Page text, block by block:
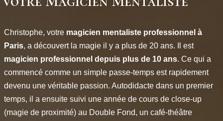
Christophe, votre magicien mentaliste professionnel à
Paris, a découvert la magie il y a plus de 20 ans. Il est
magicien professionnel depuis plus de 10 ans. Ce qui a
commencé comme un simple passe-temps est rapidement
devenu une véritable passion. Autodidacte dans un premier
temps, il a ensuite suivi une année de cours de close-up
(magie de proximité) au Double Fond, un café-théâtre